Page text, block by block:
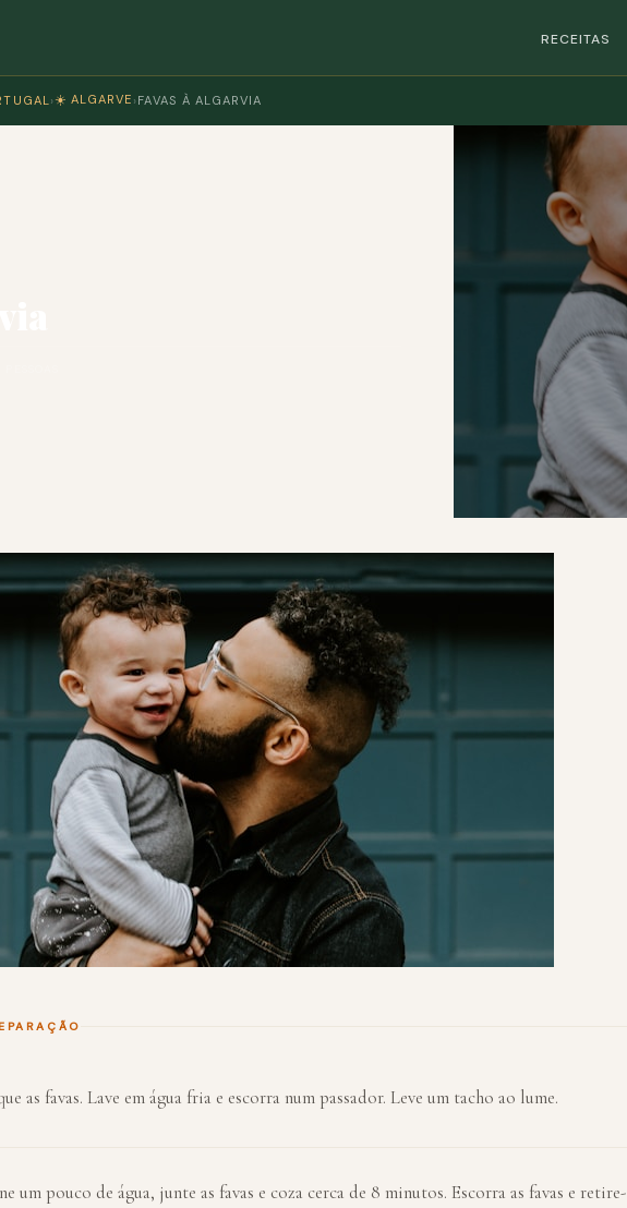
RECEITAS
› ☀️ ALGARVE › FAVAS À ALGARVIA
as favas. Lave em água fria e escorra num passador. Leve um tacho ao lume.
um pouco de água, junte as favas e coza cerca de 8 minutos. Escorra as favas e retire-